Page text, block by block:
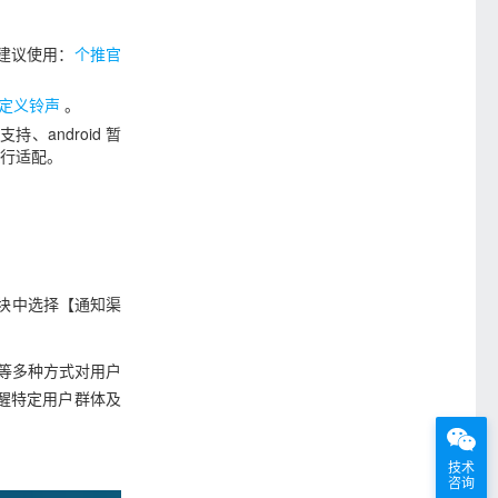
使用： 个推官
义铃声 。
持、android 暂
适配。
中选择【通知渠
多种方式对用户
特定用户群体及
技术
咨询